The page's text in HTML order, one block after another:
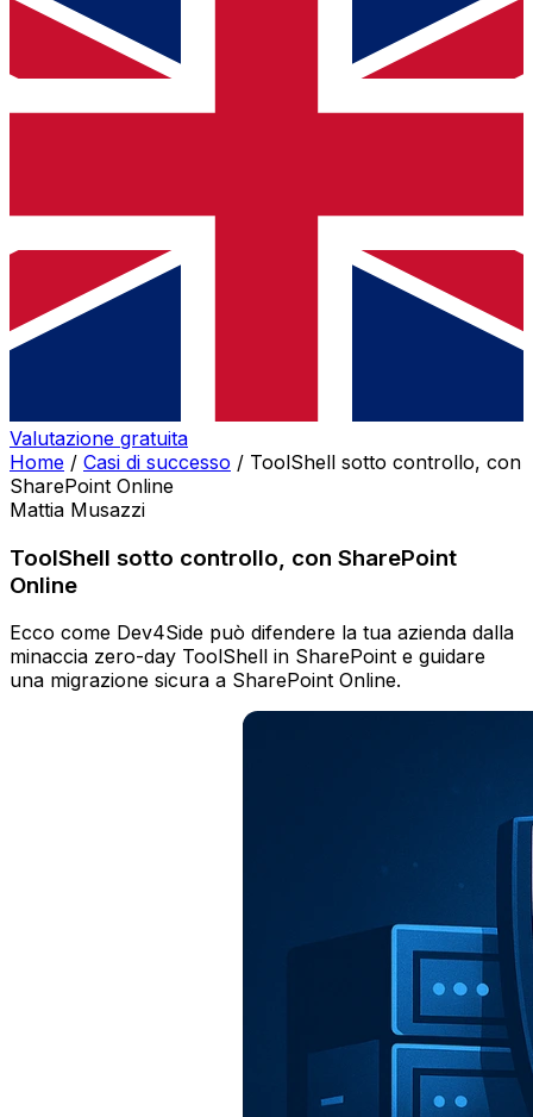
Valutazione gratuita
Home / Casi di successo / ToolShell sotto controllo, con
SharePoint Online
Mattia Musazzi
ToolShell sotto controllo, con SharePoint
Online
Ecco come Dev4Side può difendere la tua azienda dalla
minaccia zero-day ToolShell in SharePoint e guidare
una migrazione sicura a SharePoint Online.